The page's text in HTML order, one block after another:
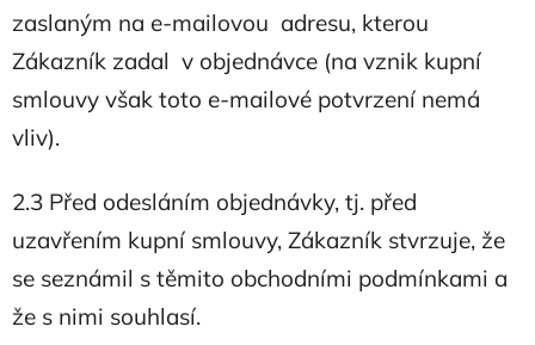
zaslaným na e-mailovou adresu, kterou
Zákazník zadal v objednávce (na vznik kupní
smlouvy však toto e-mailové potvrzení nemá
vliv).
2.3 Před odesláním objednávky, tj. před
uzavřením kupní smlouvy, Zákazník stvrzuje, že
se seznámil s těmito obchodními podmínkami a
že s nimi souhlasí.